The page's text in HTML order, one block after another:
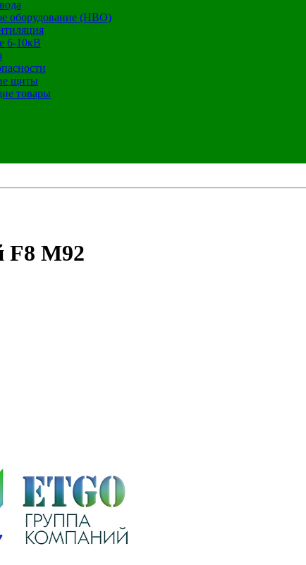
оборудование (НВО)
6-10кВ
щиты
товары
F8 M92